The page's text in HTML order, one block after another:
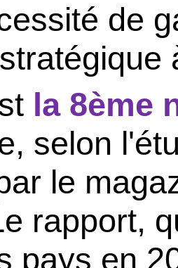
de
la 8ème
selon
le
rapport,
pays en